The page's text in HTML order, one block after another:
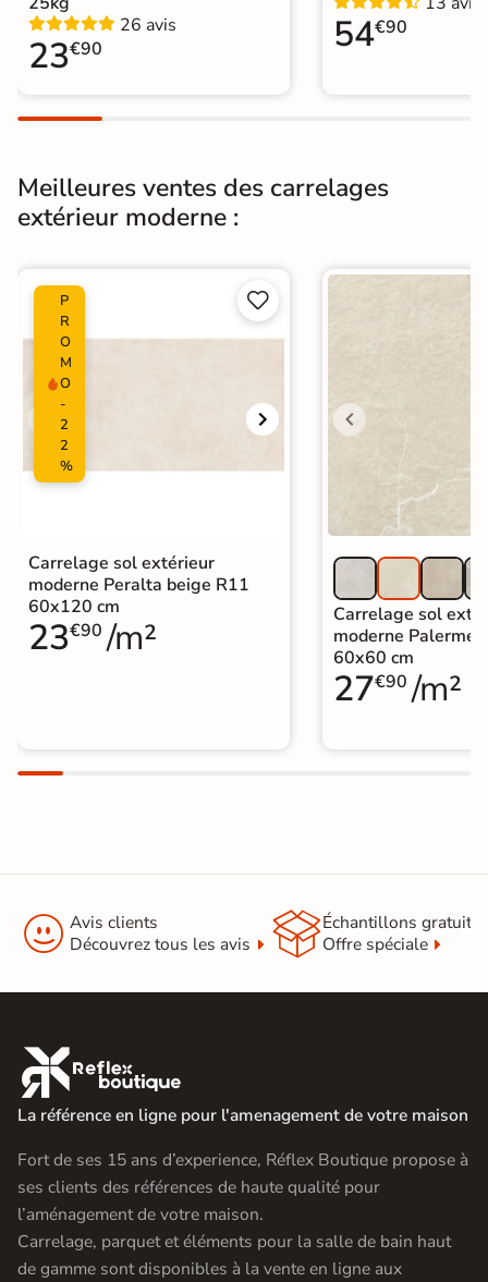
Choix
Normes Certification CE
Origine
Type de pose
Catégories
Carrelage terrasse moderne
Carrelage intérieur / extérieur
identique
26 avis
23€90 54€90
Meilleures ventes des carrelages
extérieur moderne :
P
R
O
M
O
-
2
2
%


Carrelage sol extérieur
moderne Peralta beige R11
60x120 cm
23€90 /m²
Carrelage sol
moderne Palerme
60x60 cm
27€90 /m²
 Avis clients
Découvrez tous les avis
Échantillons gratuit
Offre spéciale

La référence en ligne pour l'amenagement de votre maison
Fort de ses 15 ans d’experience, Réflex Boutique propose à
ses clients des références de haute qualité pour
l’aménagement de votre maison.
Carrelage, parquet et éléments pour la salle de bain haut
de gamme sont disponibles à la vente en ligne aux